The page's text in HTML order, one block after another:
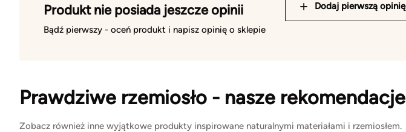
Produkt nie posiada jeszcze opinii
Bądź pierwszy - oceń produkt i napisz opinię o sklepie
Dodaj pierwszą opinię
Prawdziwe rzemiosło - nasze rekomendacje
Zobacz również inne wyjątkowe produkty inspirowane naturalnymi materiałami i rzemiosłem.